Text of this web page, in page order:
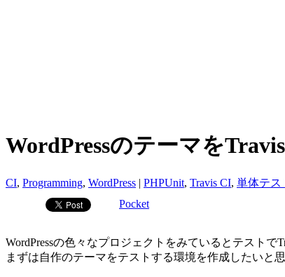
WordPressのテーマを
CI, Programming, WordPress | PHPUnit, Travis CI, 単体テス
Pocket
WordPressの色々なプロジェクトをみているとテストで
まずは自作のテーマをテストする環境を作成したいと思